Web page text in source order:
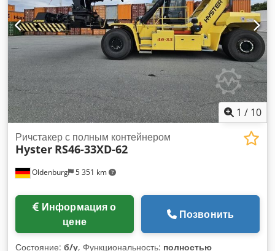
1 / 10
Oldenburg 5 351 km
Ричстакер с полным контейнером
Hyster RS46-33XD-62
цене
Позвонить
Состояние: б/у, Функциональность: полностью